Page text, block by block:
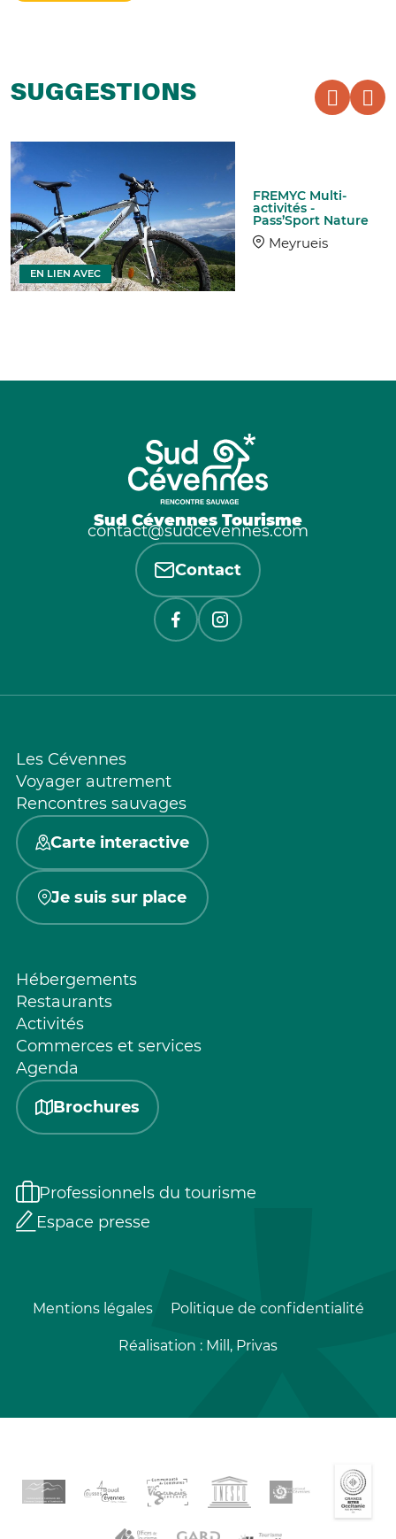
SUGGESTIONS
FREMYC Multi-
activités -
Pass’Sport Nature
Meyrueis
EN LIEN AVEC
Sud Cévennes Tourisme
contact@sudcevennes.com
Contact
Les Cévennes
Voyager autrement
Rencontres sauvages
Carte interactive
Je suis sur place
Hébergements
Restaurants
Activités
Commerces et services
Agenda
Brochures
Professionnels du tourisme
Espace presse
Mentions légales Politique de confidentialité
Réalisation : Mill, Privas